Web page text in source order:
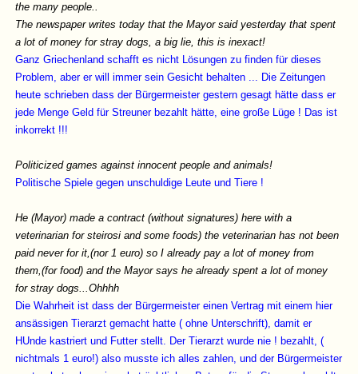
the many people..
The newspaper writes today that the Mayor said yesterday that spent
a lot of money for stray dogs, a big lie, this is inexact!
Ganz Griechenland schafft es nicht Lösungen zu finden für dieses
Problem, aber er will immer sein Gesicht behalten ... Die Zeitungen
heute schrieben dass der Bürgermeister gestern gesagt hätte dass er
jede Menge Geld für Streuner bezahlt hätte, eine große Lüge ! Das ist
inkorrekt !!!
Politicized games against innocent people and animals!
Politische Spiele gegen unschuldige Leute und Tiere !
He (Mayor) made a contract (without signatures) here with a
veterinarian for steirosi and some foods) the veterinarian has not been
paid never for it,(nor 1 euro) so I already pay a lot of money from
them,(for food) and the Mayor says he already spent a lot of money
for stray dogs...Ohhhh
Die Wahrheit ist dass der Bürgermeister einen Vertrag mit einem hier
ansässigen Tierarzt gemacht hatte ( ohne Unterschrift), damit er
HUnde kastriert und Futter stellt. Der Tierarzt wurde nie ! bezahlt, (
nichtmals 1 euro!) also musste ich alles zahlen, und der Bürgermeister